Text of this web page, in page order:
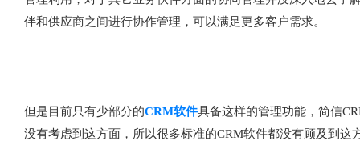
涵盖多种售前/后服务元素功能和接入
互联网等相关信息技术的发展是支撑
互联网金融模式发展的基石，给...
通过数字化方
享受个性化的
伴和供应商之间进行协作管理，可以满足更多客户需求。
但是目前只有少部分的CRM软件具备这样的管理功能，简信
没有考虑到这方面，所以很多标准的CRM软件都没有顾及到